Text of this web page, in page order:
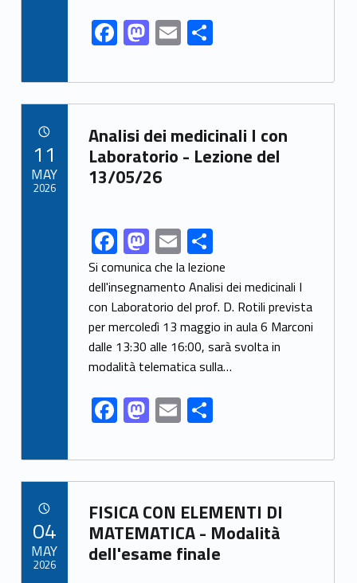
F
ac
e
b
o
o
k
M
as
to
d
o
n
E
m
ai
l
S
ar
e
Link identifier archive #link-archive-98247
Analisi dei medicinali I con
Laboratorio - Lezione del
13/05/26
Link identifier share facebook archive #share-link-archive-47202F
ac
e
b
o
o
k
M
as
to
d
o
n
E
m
ai
l
S
h
ar
e
Si comunica che la lezione
dell'insegnamento Analisi dei medicinali I
con Laboratorio del prof. D. Rotili prevista
per mercoledì 13 maggio in aula 6 Marconi
dalle 13:30 alle 16:00, sarà svolta in
modalità telematica sulla…
F
ac
e
b
o
o
k
M
as
to
d
o
n
E
m
ai
l
S
h
ar
e
11
MAY
2026
Link identifier archive #link-archive-52278
FISICA CON ELEMENTI DI
MATEMATICA - Modalità
dell'esame finale
04
MAY
2026